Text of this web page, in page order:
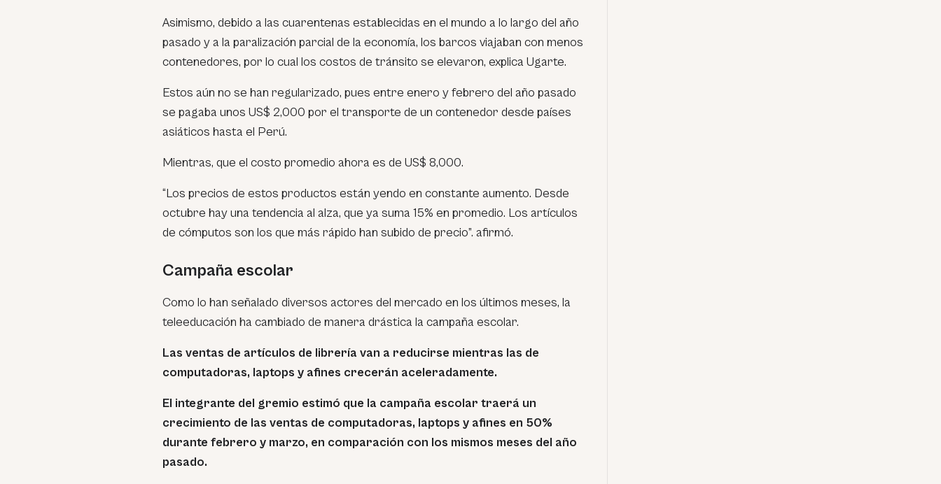
Asimismo, debido a las cuarentenas establecidas en el mundo a lo largo del año
pasado y a la paralización parcial de la economía, los barcos viajaban con menos
contenedores, por lo cual los costos de tránsito se elevaron, explica Ugarte.
Estos aún no se han regularizado, pues entre enero y febrero del año pasado
se pagaba unos US$ 2,000 por el transporte de un contenedor desde países
asiáticos hasta el Perú.
Mientras, que el costo promedio ahora es de US$ 8,000.
“Los precios de estos productos están yendo en constante aumento. Desde
octubre hay una tendencia al alza, que ya suma 15% en promedio. Los artículos
de cómputos son los que más rápido han subido de precio”. afirmó.
Campaña escolar
Como lo han señalado diversos actores del mercado en los últimos meses, la
teleeducación ha cambiado de manera drástica la campaña escolar.
Las ventas de artículos de librería van a reducirse mientras las de
computadoras, laptops y afines crecerán aceleradamente.
El integrante del gremio estimó que la campaña escolar traerá un
crecimiento de las ventas de computadoras, laptops y afines en 50%
durante febrero y marzo, en comparación con los mismos meses del año
pasado.